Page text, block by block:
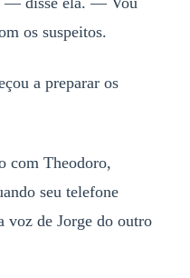
os suspeitos.
a preparar os
com Theodoro,
seu telefone
voz de Jorge do outro